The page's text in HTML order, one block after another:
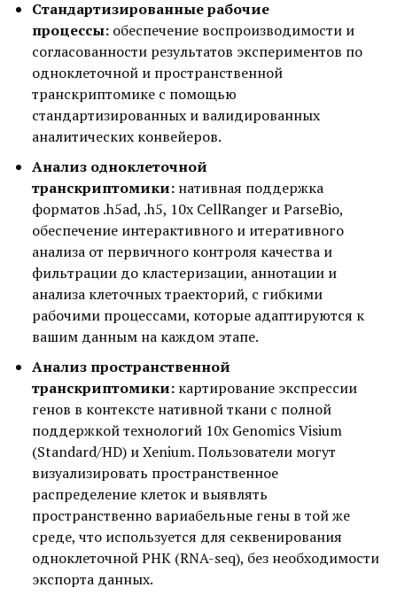
Стандартизированные рабочие
процессы: обеспечение воспроизводимости и
согласованности результатов экспериментов по
одноклеточной и пространственной
транскриптомике с помощью
стандартизированных и валидированных
аналитических конвейеров.
Анализ одноклеточной
транскриптомики: нативная поддержка
форматов .h5ad, .h5, 10x CellRanger и ParseBio,
обеспечение интерактивного и итеративного
анализа от первичного контроля качества и
фильтрации до кластеризации, аннотации и
анализа клеточных траекторий, с гибкими
рабочими процессами, которые адаптируются к
вашим данным на каждом этапе.
Анализ пространственной
транскриптомики: картирование экспрессии
генов в контексте нативной ткани с полной
поддержкой технологий 10х Genomics Visium
(Standard/HD) и Xenium. Пользователи могут
визуализировать пространственное
распределение клеток и выявлять
пространственно вариабельные гены в той же
среде, что используется для секвенирования
одноклеточной РНК (RNA-seq), без необходимости
экспорта данных.